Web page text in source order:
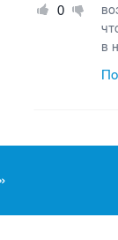
0
в